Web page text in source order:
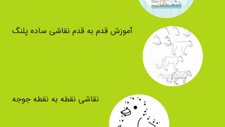
آموزش قدم به قدم نقاشی ساده پلنگ
نقاشی نقطه به نقطه جوجه